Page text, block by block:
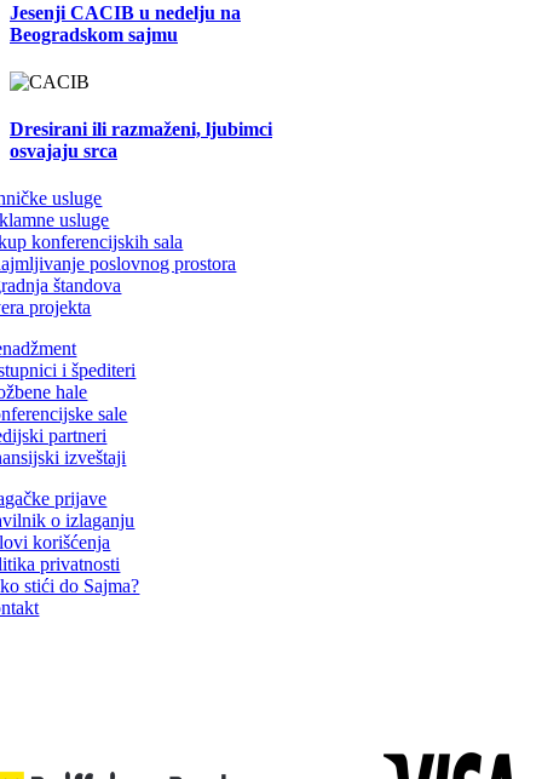
Jesenji CACIB u nedelju na
Beogradskom sajmu
Dresirani ili razmaženi, ljubimci
osvajaju srca
usluge
usluge
konferencijskih sala
poslovnog prostora
štandova
projekta
i špediteri
hale
sale
partneri
izveštaji
prijave
o izlaganju
korišćenja
privatnosti
stići do Sajma?